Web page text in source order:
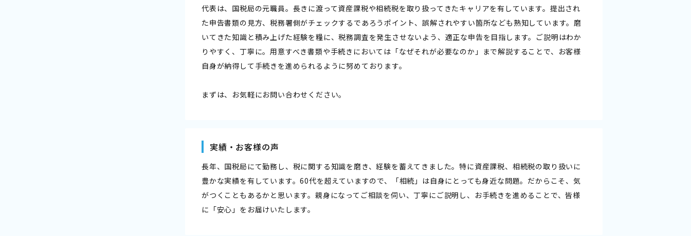
代表は、国税局の元職員。長きに渡って資産課税や相続税を取り扱ってきたキャリアを有しています。提出され
た申告書類の見方、税務署側がチェックするであろうポイント、誤解されやすい箇所なども熟知しています。磨
いてきた知識と積み上げた経験を糧に、税務調査を発生させないよう、適正な申告を目指します。ご説明はわか
りやすく、丁寧に。用意すべき書類や手続きにおいては「なぜそれが必要なのか」まで解説することで、お客様
自身が納得して手続きを進められるように努めております。
まずは、お気軽にお問い合わせください。
実績・お客様の声
長年、国税局にて勤務し、税に関する知識を磨き、経験を蓄えてきました。特に資産課税、相続税の取り扱いに
豊かな実績を有しています。60代を超えていますので、「相続」は自身にとっても身近な問題。だからこそ、気
がつくこともあるかと思います。親身になってご相談を伺い、丁寧にご説明し、お手続きを進めることで、皆様
に「安心」をお届けいたします。